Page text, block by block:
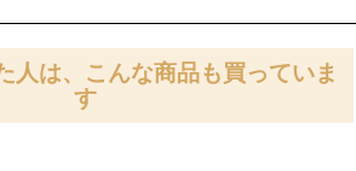
人は、こんな商品も買っていま
す